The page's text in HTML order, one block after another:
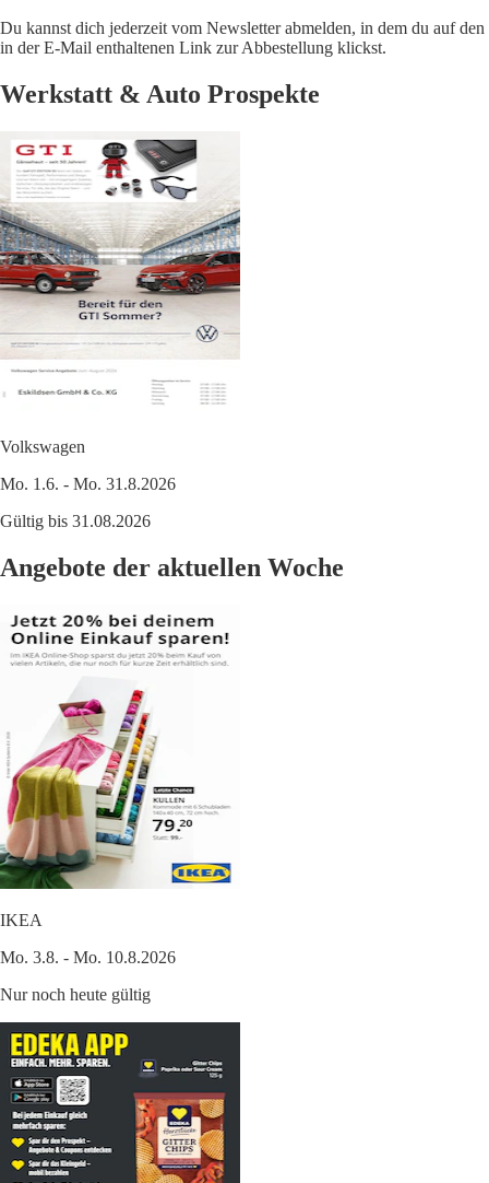
Du kannst dich jederzeit vom Newsletter abmelden, in dem du auf den
in der E-Mail enthaltenen Link zur Abbestellung klickst.
Werkstatt & Auto Prospekte
Volkswagen
Mo. 1.6. - Mo. 31.8.2026
Gültig bis 31.08.2026
Angebote der aktuellen Woche
IKEA
Mo. 3.8. - Mo. 10.8.2026
Nur noch heute gültig